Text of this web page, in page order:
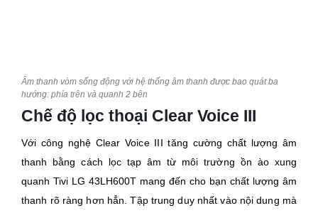
Âm thanh vòm sống động với hệ thống âm thanh được bao quát ba
hướng: phía trên và quanh 2 bên
Chế độ lọc thoại Clear Voice III
Với công nghệ Clear Voice III tăng cường chất lượng âm
thanh bằng cách lọc tạp âm từ môi trường ồn ào xung
quanh Tivi LG 43LH600T mang đến cho bạn chất lượng âm
thanh rõ ràng hơn hẳn. Tập trung duy nhất vào nội dung mà